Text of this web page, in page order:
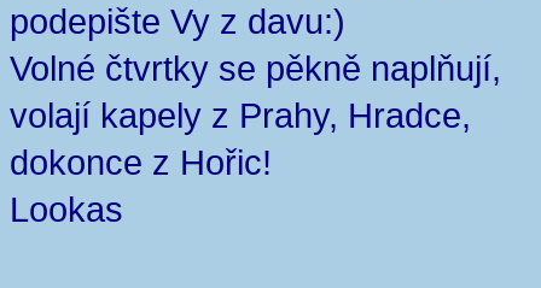
podepište Vy z davu:)
Volné čtvrtky se pěkně naplňují,
volají kapely z Prahy, Hradce,
dokonce z Hořic!
Lookas